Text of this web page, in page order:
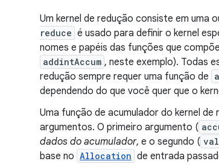
Um kernel de redução consiste em uma
reduce é usado para definir o kernel
nomes e papéis das funções que
addintAccum , neste exemplo). Todas
redução sempre requer uma função de
dependendo do que você quer que o
Uma função de acumulador do kernel
argumentos. O primeiro argumento (
dados do acumulador, e o segundo ( val
base no Allocation de entrada